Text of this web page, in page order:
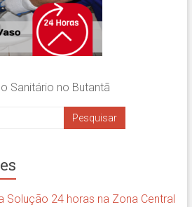
Sanitário no Butantã
Solução 24 horas na Zona Central